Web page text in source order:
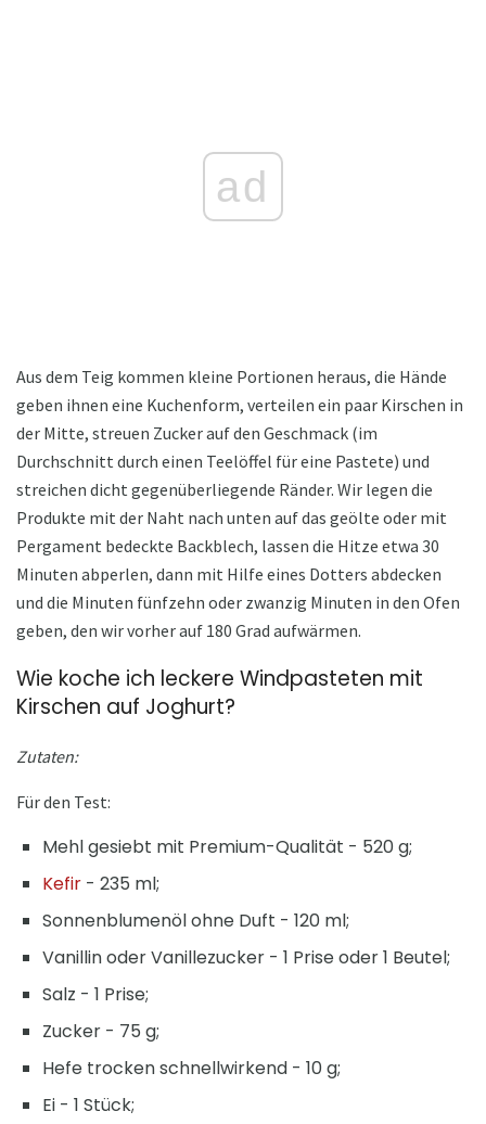
ad
Aus dem Teig kommen kleine Portionen heraus, die Hände
geben ihnen eine Kuchenform, verteilen ein paar Kirschen in
der Mitte, streuen Zucker auf den Geschmack (im
Durchschnitt durch einen Teelöffel für eine Pastete) und
streichen dicht gegenüberliegende Ränder. Wir legen die
Produkte mit der Naht nach unten auf das geölte oder mit
Pergament bedeckte Backblech, lassen die Hitze etwa 30
Minuten abperlen, dann mit Hilfe eines Dotters abdecken
und die Minuten fünfzehn oder zwanzig Minuten in den Ofen
geben, den wir vorher auf 180 Grad aufwärmen.
Wie koche ich leckere Windpasteten mit
Kirschen auf Joghurt?
Zutaten:
Für den Test:
Mehl gesiebt mit Premium-Qualität - 520 g;
Kefir - 235 ml;
Sonnenblumenöl ohne Duft - 120 ml;
Vanillin oder Vanillezucker - 1 Prise oder 1 Beutel;
Salz - 1 Prise;
Zucker - 75 g;
Hefe trocken schnellwirkend - 10 g;
Ei - 1 Stück;